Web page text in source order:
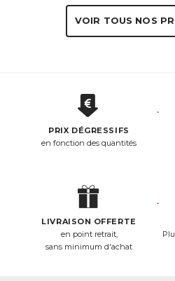
VOIR TOUS NOS
PRIX DÉGRESSIFS
en fonction des quantités
LIVRAISON OFFERTE
en point retrait,
sans minimum d'achat